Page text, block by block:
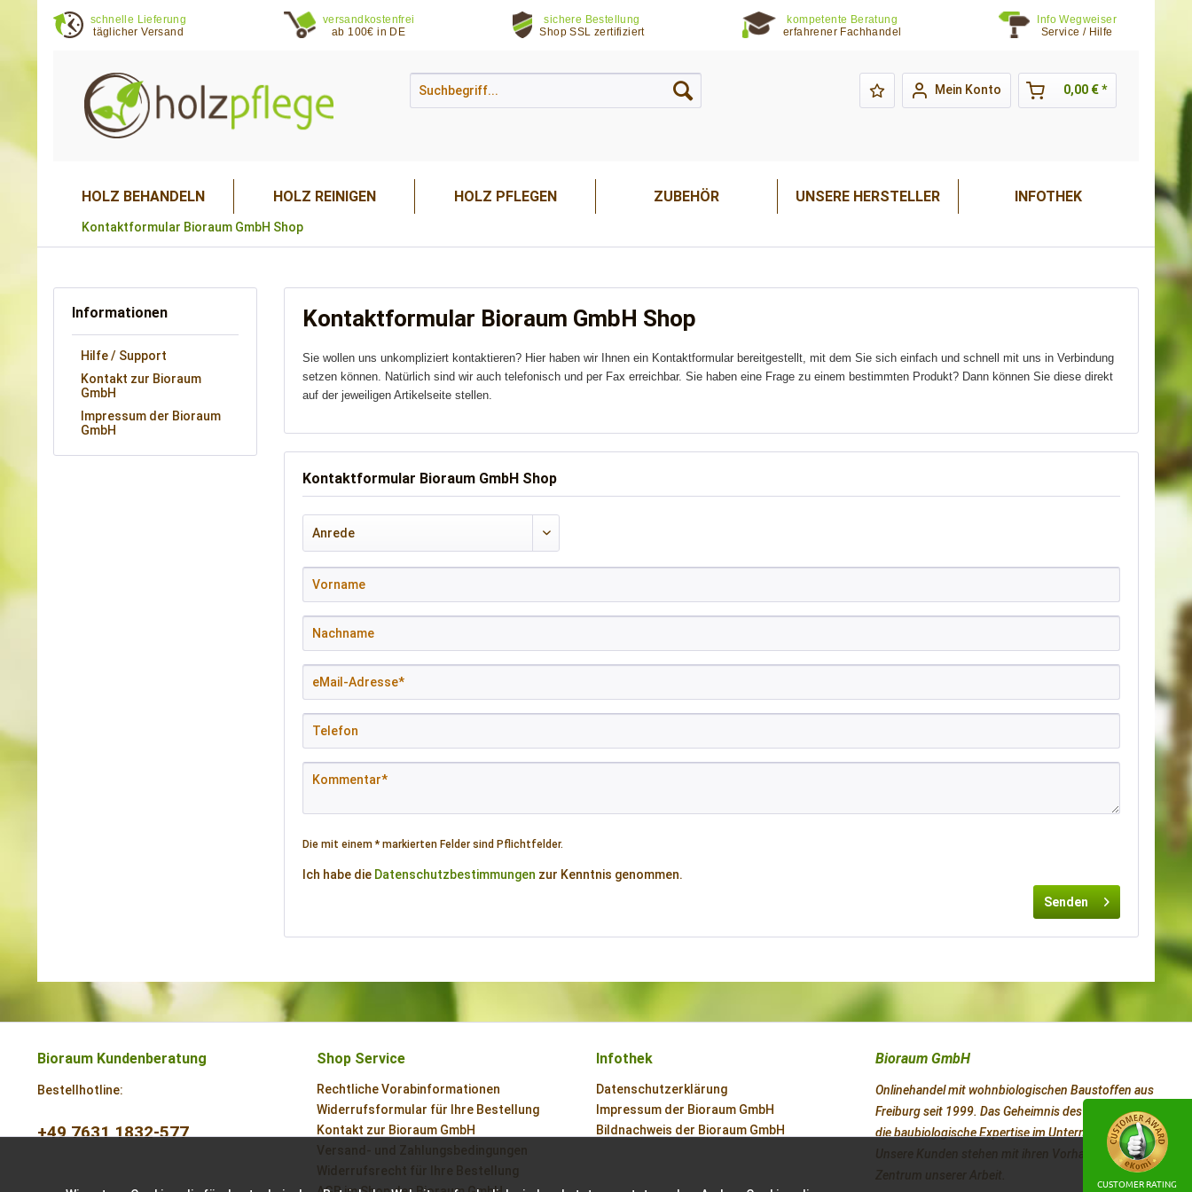
schnelle Lieferung
täglicher Versand
versandkostenfrei
ab 100€ in DE
sichere Bestellung
Shop SSL zertifiziert
kompetente Beratung
erfahrener Fachhandel
Info Wegweiser
Service / Hilfe
Mein Konto 0,00 € *
HOLZ BEHANDELN HOLZ REINIGEN HOLZ PFLEGEN ZUBEHÖR UNSERE HERSTELLER INFOTHEK
Kontaktformular Bioraum GmbH Shop
Informationen
Hilfe / Support
Kontakt zur Bioraum
GmbH
Impressum der Bioraum
GmbH
Kontaktformular Bioraum GmbH Shop
Sie wollen uns unkompliziert kontaktieren? Hier haben wir Ihnen ein Kontaktformular bereitgestellt, mit dem Sie sich einfach und schnell mit uns in Verbindung
setzen können. Natürlich sind wir auch telefonisch und per Fax erreichbar. Sie haben eine Frage zu einem bestimmten Produkt? Dann können Sie diese direkt
auf der jeweiligen Artikelseite stellen.
Kontaktformular Bioraum GmbH Shop
Die mit einem * markierten Felder sind Pflichtfelder.
Ich habe die Datenschutzbestimmungen zur Kenntnis genommen.
Senden
Bioraum Kundenberatung
Bestellhotline:
+49 7631 1832-577
Shop Service
Rechtliche Vorabinformationen
Widerrufsformular für Ihre Bestellung
Kontakt zur Bioraum GmbH
Versand- und Zahlungsbedingungen
Widerrufsrecht für Ihre Bestellung
Infothek
Datenschutzerklärung
Impressum der Bioraum GmbH
Bildnachweis der Bioraum GmbH
Bioraum GmbH
Onlinehandel mit wohnbiologischen Baustoffen aus
Freiburg seit 1999. Das Geheimnis des Erfolges ist
die baubiologische Expertise im Unternehmen.
Unsere Kunden stehen mit ihren Vorhaben im
Zentrum unserer Arbeit.
CUSTOMER RATING